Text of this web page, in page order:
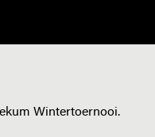
Wintertoernooi.